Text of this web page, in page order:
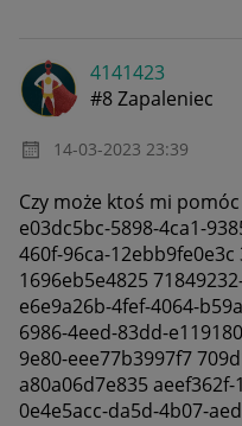
4141423
#8 Zapaleniec
‎14-03-2023 23:39
Czy może ktoś mi
e03dc5bc-5898-4ca1-
460f-96ca-
1696eb5e4825
e6e9a26b-4fef-4064-
6986-4eed-83dd-
9e80-eee77b3997f7
a80a06d7e835
0e4e5acc-da5d-4b07-